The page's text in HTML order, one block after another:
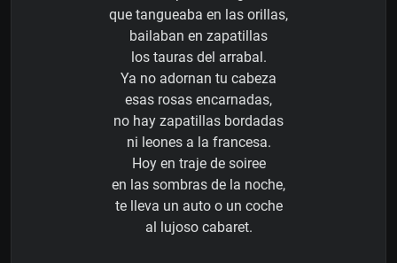
que tangueaba en las orillas,
bailaban en zapatillas
los tauras del arrabal.
Ya no adornan tu cabeza
esas rosas encarnadas,
no hay zapatillas bordadas
ni leones a la francesa.
Hoy en traje de soiree
en las sombras de la noche,
te lleva un auto o un coche
al lujoso cabaret.